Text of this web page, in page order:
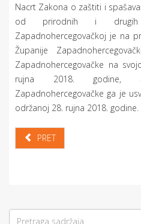
Nacrt Zakona o zaštiti i
od prirodnih i
Zapadnohercegovačkoj je na
Županije
Zapadnohercegovačke na
rujna 2018. godine,
Zapadnohercegovačke ga je
održanoj 28. rujna 2018. godine.
PRET